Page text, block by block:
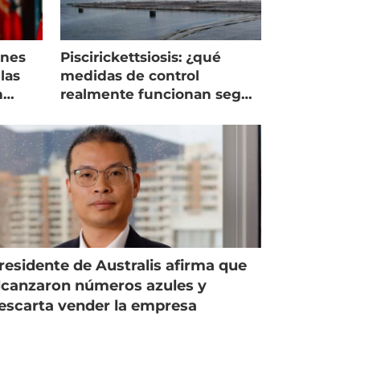
Piscirickettsiosis: ¿qué
medidas de control
realmente funcionan según
de Australis afirma que
números azules y
vender la empresa